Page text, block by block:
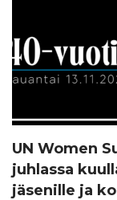
UN Women
juhlassa
jäsenille ja